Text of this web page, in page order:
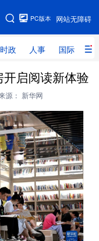
网站无障碍
PC版本
时政 人事 国际 财
时政 人事
网评
球连线 教育
量子 体育
健康 军事
图片 政务
金融 汽车
信息化 数字经济
启阅读新体验
源： 新华网